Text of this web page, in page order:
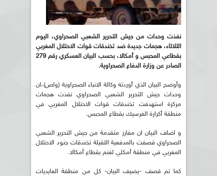
نفذت وحدات من جيش التحرير الشعبي الصحراوي، اليوم
الثلاثاء، هجمات جديدة ضد تخندقات قوات الاحتلال المغربي
بقطاعي المحبس و أمكالا، بحسب البيان العسكري رقم 279
الصادر عن وزارة الدفاع الصحراوية.
وأوضح البيان الذي أوردته وكالة الانباء الصحراوية (واص)،ان
وحدات جيش التحرير الشعبي الصحراوي نفذت هجمات
مركزة استهدفت تخندقات قوات الاحتلال المغربي في
منطقة أكرارة الفرسيك بقطاع المحبس.
و اضاف البيان ان مفارز متقدمة من جيش التحرير الشعبي
الصحراوي قصفت بالمدفعية الثقيلة تخندقات جنود الاحتلال
المغربي في منطقة أمكلي لغنم بقطاع أمكالا.
كما تم قصف -يضيف البيان- كل من منطقة العايديات